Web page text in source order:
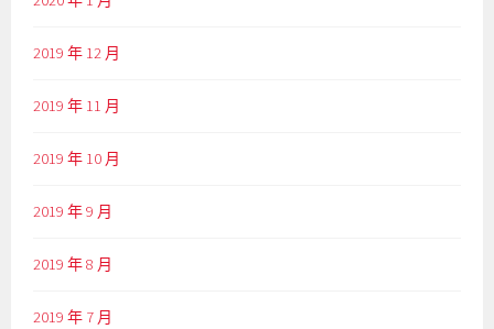
2019 年 12 月
2019 年 11 月
2019 年 10 月
2019 年 9 月
2019 年 8 月
2019 年 7 月